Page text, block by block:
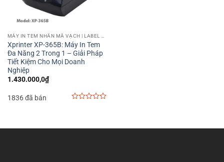
Xprinter XP-365B: Máy In Tem
Đa Năng 2 Trong 1 – Giải Pháp
Tiết Kiệm Cho Mọi Doanh
Nghiệp
1.430.000,0₫
1836 đã bán
5